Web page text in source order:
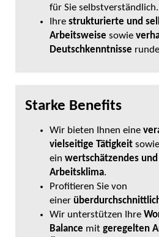
für Sie selbstverständlich.
Ihre strukturierte und
Arbeitsweise sowie
Deutschkenntnisse
Starke Benefits
Wir bieten Ihnen eine
vielseitige Tätigkeit sowie
ein wertschätzendes
Arbeitsklima.
Profitieren Sie von
einer
Wir unterstützen Ihre
Balance mit geregelten